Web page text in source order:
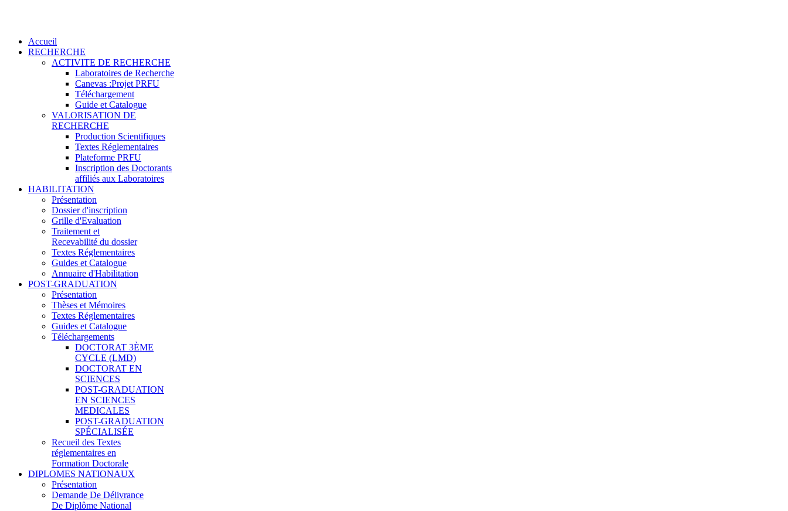
Accueil
RECHERCHE
ACTIVITE DE RECHERCHE
Laboratoires de Recherche
Canevas :Projet PRFU
Téléchargement
Guide et Catalogue
VALORISATION DE
RECHERCHE
Production Scientifiques
Textes Réglementaires
Plateforme PRFU
Inscription des Doctorants
affiliés aux Laboratoires
HABILITATION
Présentation
Dossier d'inscription
Grille d'Evaluation
Traitement et
Recevabilité du dossier
Textes Réglementaires
Guides et Catalogue
Annuaire d'Habilitation
POST-GRADUATION
Présentation
Thèses et Mémoires
Textes Réglementaires
Guides et Catalogue
Téléchargements
DOCTORAT 3ÈME
CYCLE (LMD)
DOCTORAT EN
SCIENCES
POST-GRADUATION
EN SCIENCES
MEDICALES
POST-GRADUATION
SPÉCIALISÉE
Recueil des Textes
réglementaires en
Formation Doctorale
DIPLOMES NATIONAUX
Présentation
Demande De Délivrance
De Diplôme National